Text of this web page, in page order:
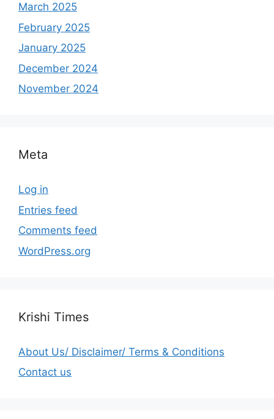
March 2025
February 2025
January 2025
December 2024
November 2024
Meta
Log in
Entries feed
Comments feed
WordPress.org
Krishi Times
About Us/ Disclaimer/ Terms & Conditions
Contact us